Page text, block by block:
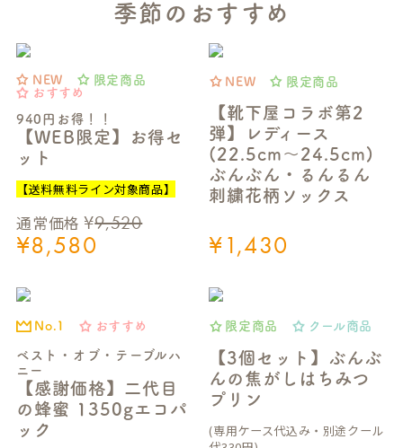
季節のおすすめ
940円お得！！
【WEB限定】お得セ
ット
NEW
限定商品
おすすめ
通常価格 ¥9,520
¥8,580
【送料無料ライン対象商品】
【靴下屋コラボ第2
弾】レディース
(22.5cm～24.5cm)
ぶんぶん・るんるん
刺繍花柄ソックス
NEW 限定商品
¥1,430
ベスト・オブ・テーブルハ
ニー
【感謝価格】二代目
の蜂蜜 1350gエコパ
ック
No.1 おすすめ
【3個セット】ぶんぶ
んの焦がしはちみつ
プリン
限定商品 クール商品
(専用ケース代込み・別途クール